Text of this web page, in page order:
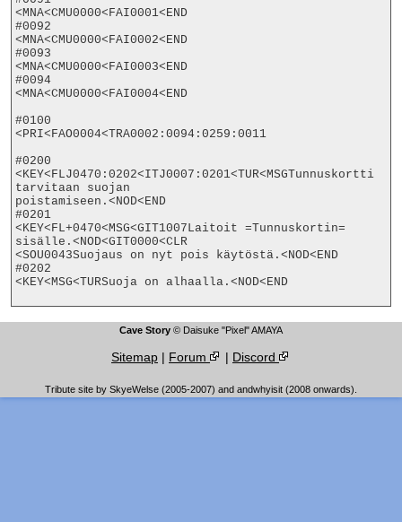
<MNA<CMU0000<FAI0001<END
#0092
<MNA<CMU0000<FAI0002<END
#0093
<MNA<CMU0000<FAI0003<END
#0094
<MNA<CMU0000<FAI0004<END
#0100
<PRI<FAO0004<TRA0002:0094:0259:0011
#0200
<KEY<FLJ0470:0202<ITJ0007:0201<TUR<MSGTunnuskortti
tarvitaan suojan
poistamiseen.<NOD<END
#0201
<KEY<FL+0470<MSG<GIT1007Laitoit =Tunnuskortin=
sisälle.<NOD<GIT0000<CLR
<SOU0043Suojaus on nyt pois käytöstä.<NOD<END
#0202
<KEY<MSG<TURSuoja on alhaalla.<NOD<END
Cave Story © Daisuke "Pixel" AMAYA
Sitemap | Forum | Discord
Tribute site by SkyeWelse (2005-2007) and andwhyisit (2008 onwards).